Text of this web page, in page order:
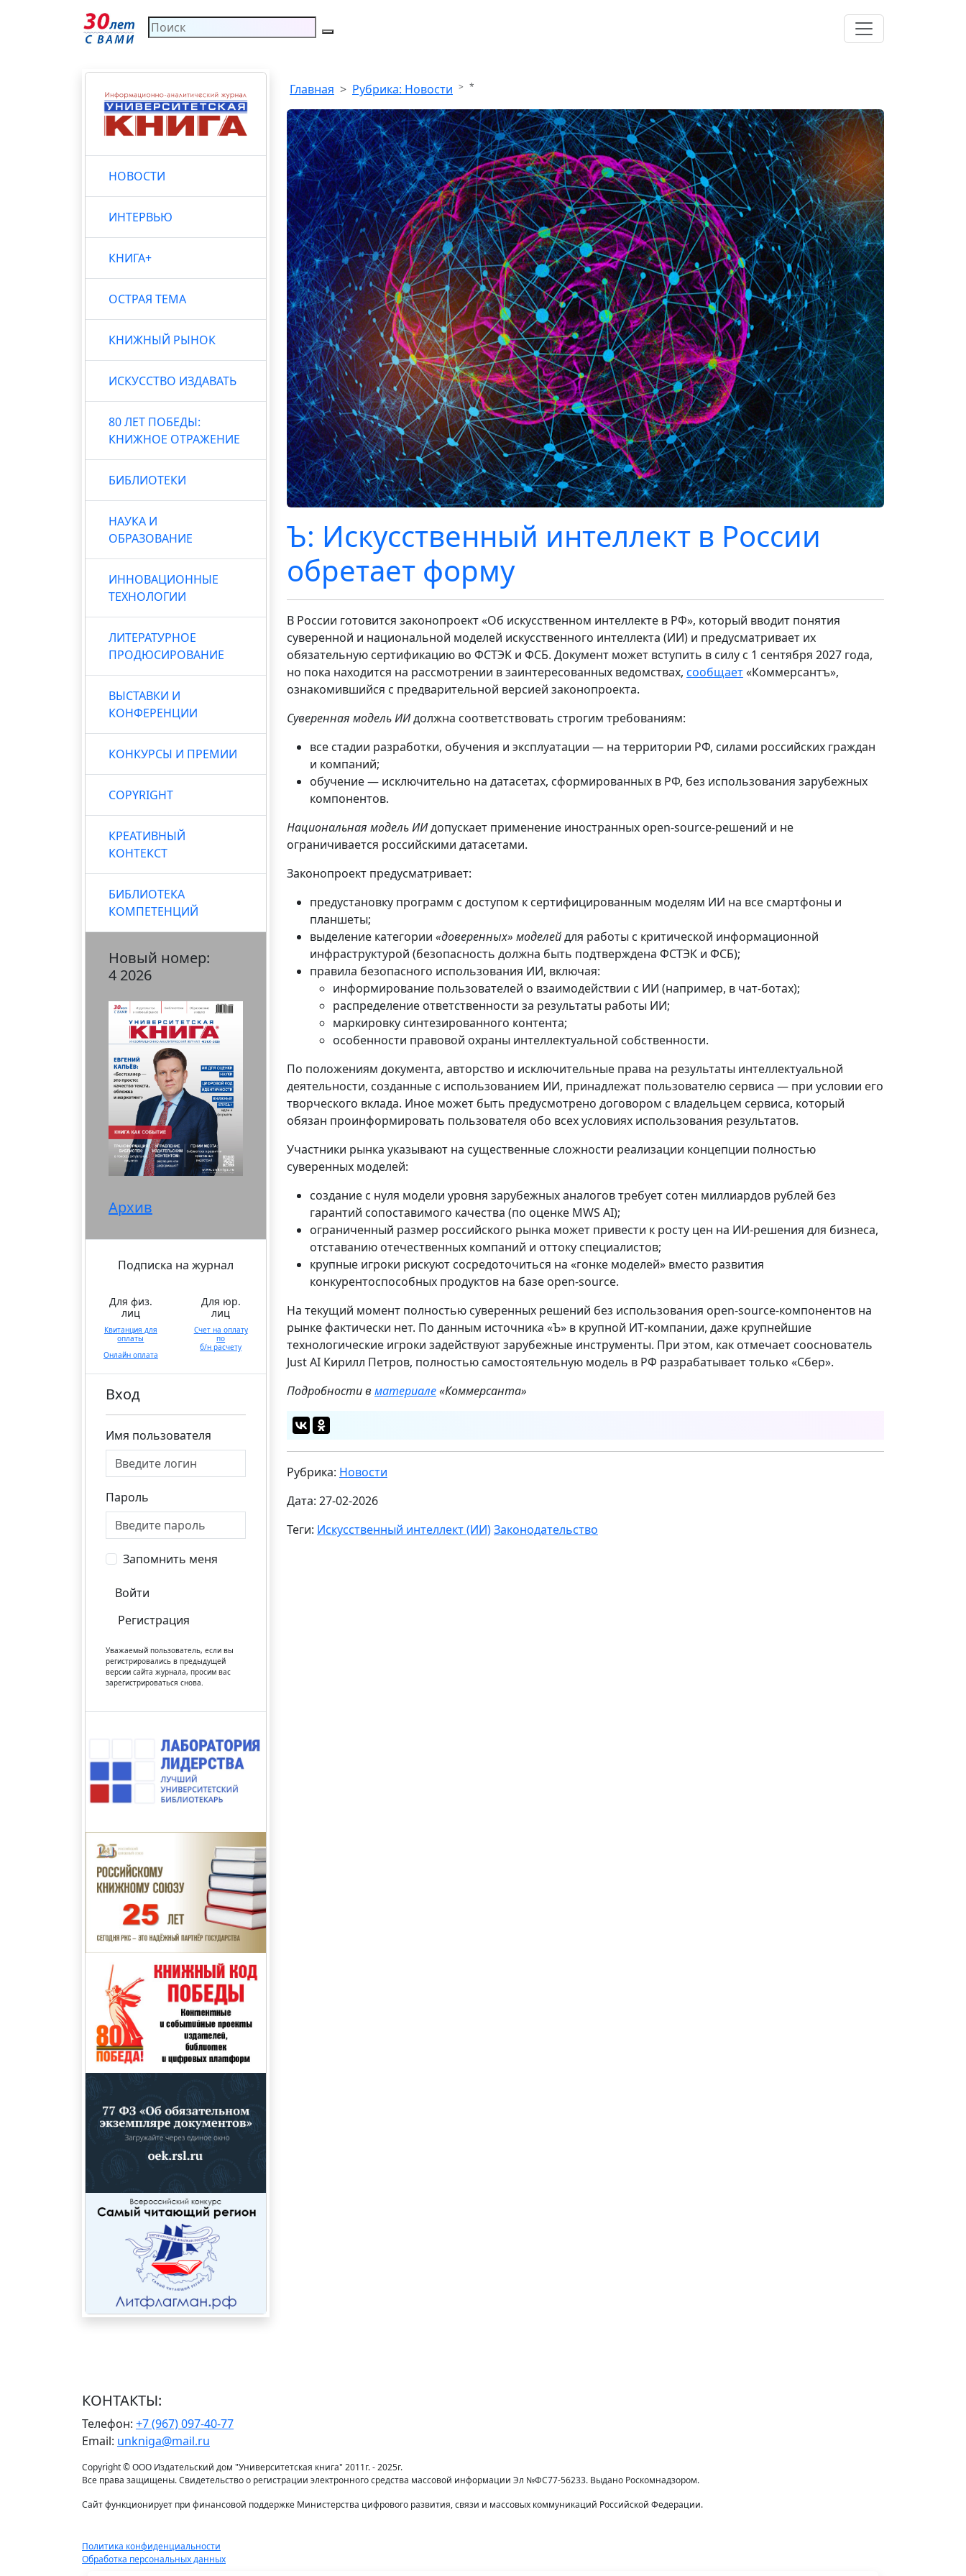
НОВОСТИ
ИНТЕРВЬЮ
КНИГА+
ОСТРАЯ ТЕМА
КНИЖНЫЙ РЫНОК
ИСКУССТВО ИЗДАВАТЬ
80 ЛЕТ ПОБЕДЫ:
КНИЖНОЕ ОТРАЖЕНИЕ
БИБЛИОТЕКИ
НАУКА И
ОБРАЗОВАНИЕ
ИННОВАЦИОННЫЕ
ТЕХНОЛОГИИ
ЛИТЕРАТУРНОЕ
ПРОДЮСИРОВАНИЕ
ВЫСТАВКИ И
КОНФЕРЕНЦИИ
КОНКУРСЫ И ПРЕМИИ
COPYRIGHT
КРЕАТИВНЫЙ
КОНТЕКСТ
БИБЛИОТЕКА
КОМПЕТЕНЦИЙ
Новый номер:
4 2026
Архив
Подписка на журнал
Для физ.
лиц
Квитанция для
оплаты
Онлайн оплата
Для юр.
лиц
Счет на оплату
по
б/н расчету
Вход
Имя пользователя
Пароль
Запомнить меня
Войти
Регистрация
Уважаемый пользователь, если вы
регистрировались в предыдущей
версии сайта журнала, просим вас
зарегистрироваться снова.
Главная Рубрика: Новости *
Ъ: Искусственный интеллект в России
обретает форму
В России готовится законопроект «Об искусственном интеллекте в РФ», который вводит понятия
суверенной и национальной моделей искусственного интеллекта (ИИ) и предусматривает их
обязательную сертификацию во ФСТЭК и ФСБ. Документ может вступить в силу с 1 сентября 2027 года,
но пока находится на рассмотрении в заинтересованных ведомствах, сообщает«Коммерсантъ»,
ознакомившийся с предварительной версией законопроекта.
Суверенная модель ИИдолжна соответствовать строгим требованиям:
все стадии разработки, обучения и эксплуатации — на территории РФ, силами российских граждан
и компаний;
обучение — исключительно на датасетах, сформированных в РФ, без использования зарубежных
компонентов.
Национальная модель ИИдопускает применение иностранных open‑source‑решений и не
ограничивается российскими датасетами.
Законопроект предусматривает:
предустановку программ с доступом к сертифицированным моделям ИИ на все смартфоны и
планшеты;
выделение категории «доверенных» моделейдля работы с критической информационной
инфраструктурой (безопасность должна быть подтверждена ФСТЭК и ФСБ);
правила безопасного использования ИИ, включая:
информирование пользователей о взаимодействии с ИИ (например, в чат‑ботах);
распределение ответственности за результаты работы ИИ;
маркировку синтезированного контента;
особенности правовой охраны интеллектуальной собственности.
По положениям документа, авторство и исключительные права на результаты интеллектуальной
деятельности, созданные с использованием ИИ, принадлежат пользователю сервиса — при условии его
творческого вклада. Иное может быть предусмотрено договором с владельцем сервиса, который
обязан проинформировать пользователя обо всех условиях использования результатов.
Участники рынка указывают на существенные сложности реализации концепции полностью
суверенных моделей:
создание с нуля модели уровня зарубежных аналогов требует сотен миллиардов рублей без
гарантий сопоставимого качества (по оценке MWS AI);
ограниченный размер российского рынка может привести к росту цен на ИИ‑решения для бизнеса,
отставанию отечественных компаний и оттоку специалистов;
крупные игроки рискуют сосредоточиться на «гонке моделей» вместо развития
конкурентоспособных продуктов на базе open‑source.
На текущий момент полностью суверенных решений без использования open‑source‑компонентов на
рынке фактически нет. По данным источника «Ъ» в крупной ИТ‑компании, даже крупнейшие
технологические игроки задействуют зарубежные инструменты. При этом, как отмечает сооснователь
Just AI Кирилл Петров, полностью самостоятельную модель в РФ разрабатывает только «Сбер».
Подробности вматериале«Коммерсанта»
Рубрика: Новости
Дата: 27-02-2026
Теги: Искусственный интеллект (ИИ)Законодательство
КОНТАКТЫ:
Телефон: +7 (967) 097-40-77
Email: unkniga@mail.ru
Copyright © ООО Издательский дом "Университетская книга" 2011г. - 2025г.
Все права защищены. Свидетельство о регистрации электронного средства массовой информации Эл №ФС77-56233. Выдано Роскомнадзором.
Сайт функционирует при финансовой поддержке Министерства цифрового развития, связи и массовых коммуникаций Российской Федерации.
Политика конфиденциальности
Обработка персональных данных